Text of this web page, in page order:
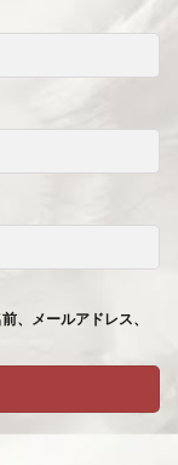
、メールアドレス、